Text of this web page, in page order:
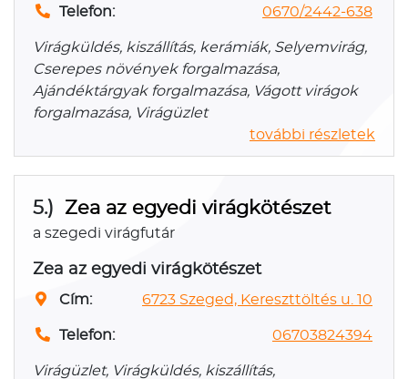
Telefon: 0670/2442-638
Virágküldés, kiszállítás, kerámiák, Selyemvirág,
Cserepes növények forgalmazása,
Ajándéktárgyak forgalmazása, Vágott virágok
forgalmazása, Virágüzlet
további részletek
5.) Zea az egyedi virágkötészet
a szegedi virágfutár
Zea az egyedi virágkötészet
Cím: 6723 Szeged, Kereszttöltés u. 10
Telefon: 06703824394
Virágüzlet, Virágküldés, kiszállítás,